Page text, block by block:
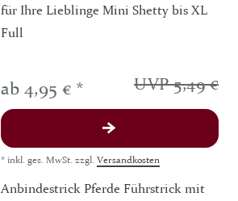
für Ihre Lieblinge Mini Shetty bis XL
Full
UVP 5,49 €
ab 4,95 € *
* inkl. ges. MwSt. zzgl. Versandkosten
Anbindestrick Pferde Führstrick mit